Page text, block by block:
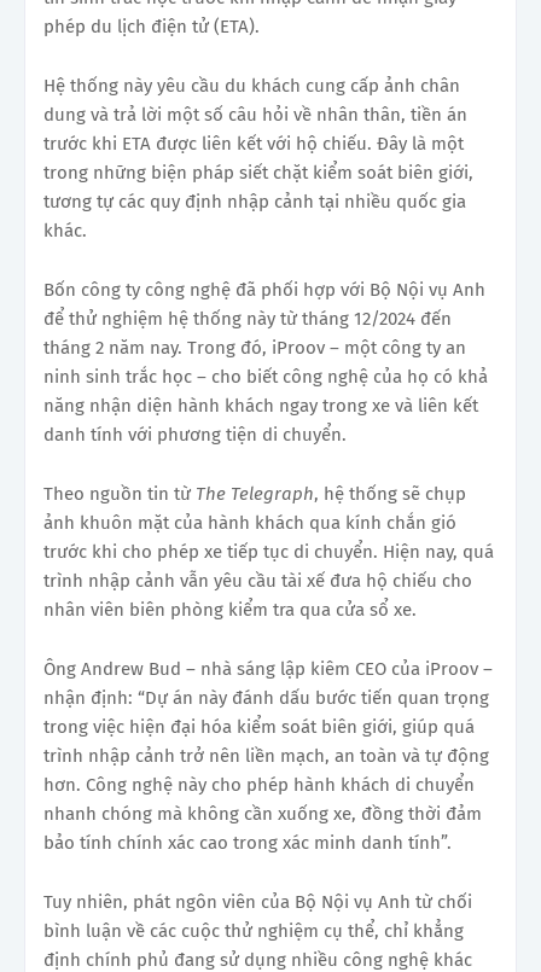
phép du lịch điện tử (ETA).
Hệ thống này yêu cầu du khách cung cấp ảnh chân
dung và trả lời một số câu hỏi về nhân thân, tiền án
trước khi ETA được liên kết với hộ chiếu. Đây là một
trong những biện pháp siết chặt kiểm soát biên giới,
tương tự các quy định nhập cảnh tại nhiều quốc gia
khác.
Bốn công ty công nghệ đã phối hợp với Bộ Nội vụ Anh
để thử nghiệm hệ thống này từ tháng 12/2024 đến
tháng 2 năm nay. Trong đó, iProov – một công ty an
ninh sinh trắc học – cho biết công nghệ của họ có khả
năng nhận diện hành khách ngay trong xe và liên kết
danh tính với phương tiện di chuyển.
Theo nguồn tin từ The Telegraph, hệ thống sẽ chụp
ảnh khuôn mặt của hành khách qua kính chắn gió
trước khi cho phép xe tiếp tục di chuyển. Hiện nay, quá
trình nhập cảnh vẫn yêu cầu tài xế đưa hộ chiếu cho
nhân viên biên phòng kiểm tra qua cửa sổ xe.
Ông Andrew Bud – nhà sáng lập kiêm CEO của iProov –
nhận định: “Dự án này đánh dấu bước tiến quan trọng
trong việc hiện đại hóa kiểm soát biên giới, giúp quá
trình nhập cảnh trở nên liền mạch, an toàn và tự động
hơn. Công nghệ này cho phép hành khách di chuyển
nhanh chóng mà không cần xuống xe, đồng thời đảm
bảo tính chính xác cao trong xác minh danh tính”.
Tuy nhiên, phát ngôn viên của Bộ Nội vụ Anh từ chối
bình luận về các cuộc thử nghiệm cụ thể, chỉ khẳng
định chính phủ đang sử dụng nhiều công nghệ khác